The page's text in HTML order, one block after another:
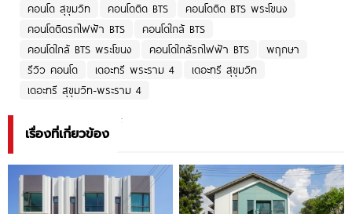
คอนโด สุขุมวิท
คอนโดติด BTS
คอนโดติด BTS พระโขนง
คอนโดติดรถไฟฟ้า BTS
คอนโดใกล้ BTS
คอนโดใกล้ BTS พระโขนง
คอนโดใกล้รถไฟฟ้า BTS
พฤกษา
รีวิว คอนโด
เดอะทรี พระราม 4
เดอะทรี สุขุมวิท
เดอะทรี สุขุมวิท-พระราม 4
เรื่องที่เกี่ยวข้อง